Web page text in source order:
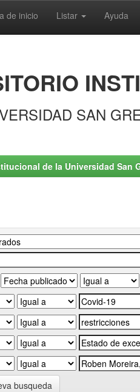
de inicio Listar Ayuda
SAN
de la Universidad San
busqueda